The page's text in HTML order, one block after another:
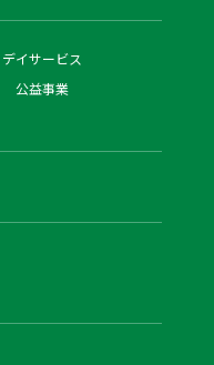
デイサービス
公益事業